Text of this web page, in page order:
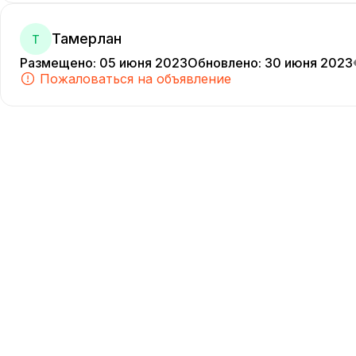
Т Тамерлан
Размещено: 05 июня 2023Обновлено: 30 июня 2023
Пожаловаться на объявление